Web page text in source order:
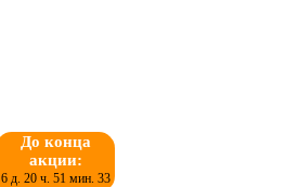
До конца
акции:
6 д. 20 ч. 51 мин. 32